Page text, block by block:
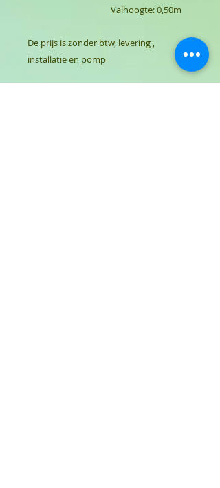
Valhoogte: 0,50m
De prijs is zonder btw, levering ,
installatie en pomp